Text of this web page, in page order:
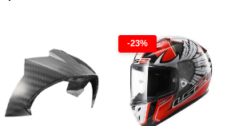
aslinya
Rp 6.000.000.
-23%